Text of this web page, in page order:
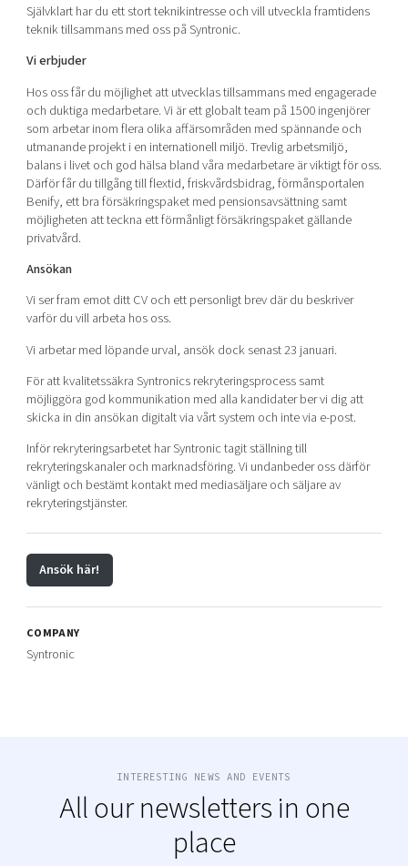
Självklart har du ett stort teknikintresse och vill utveckla framtidens
teknik tillsammans med oss på Syntronic.
Vi erbjuder
Hos oss får du möjlighet att utvecklas tillsammans med engagerade
och duktiga medarbetare. Vi är ett globalt team på 1500 ingenjörer
som arbetar inom flera olika affärsområden med spännande och
utmanande projekt i en internationell miljö. Trevlig arbetsmiljö,
balans i livet och god hälsa bland våra medarbetare är viktigt för oss.
Därför får du tillgång till flextid, friskvårdsbidrag, förmånsportalen
Benify, ett bra försäkringspaket med pensionsavsättning samt
möjligheten att teckna ett förmånligt försäkringspaket gällande
privatvård.
Ansökan
Vi ser fram emot ditt CV och ett personligt brev där du beskriver
varför du vill arbeta hos oss.
Vi arbetar med löpande urval, ansök dock senast 23 januari.
För att kvalitetssäkra Syntronics rekryteringsprocess samt
möjliggöra god kommunikation med alla kandidater ber vi dig att
skicka in din ansökan digitalt via vårt system och inte via e-post.
Inför rekryteringsarbetet har Syntronic tagit ställning till
rekryteringskanaler och marknadsföring. Vi undanbeder oss därför
vänligt och bestämt kontakt med mediasäljare och säljare av
rekryteringstjänster.
Ansök här!
COMPANY
Syntronic
INTERESTING NEWS AND EVENTS
All our newsletters in one
place